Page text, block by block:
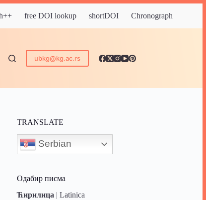
free DOI lookup shortDOI Chronograph
ubkg@kg.ac.rs
TRANSLATE
Serbian
Одабир писма
Ћирилица |Latinica